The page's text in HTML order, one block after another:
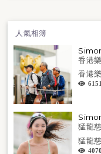
人氣相簿
香港
香港
猛龍
猛龍